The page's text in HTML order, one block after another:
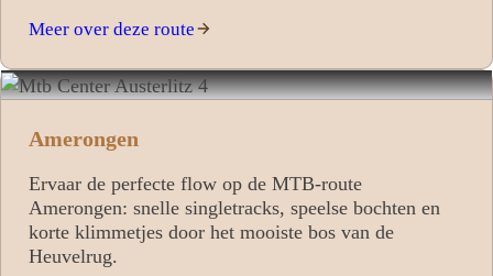
Meer over deze route
Amerongen
Ervaar de perfecte flow op de MTB‑route
Amerongen: snelle singletracks, speelse bochten en
korte klimmetjes door het mooiste bos van de
Heuvelrug.